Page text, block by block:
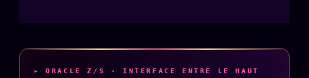
▸ ORACLE Z/S · INTERFACE ENTRE LE HAUT